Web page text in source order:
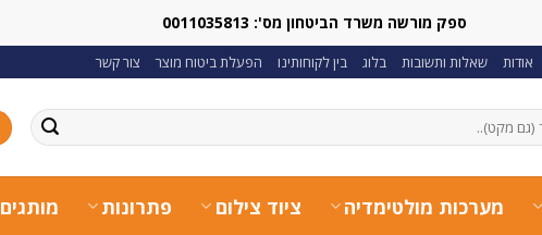
ספק מורשה משרד הביטחון מס': 0011035813
אודות שאלות ותשובות בלוג בין לקוחותינו הפעלת ביטוח מוצר צור קשר
מערכות מולטימדיה ציוד צילום פתרונות מותגים